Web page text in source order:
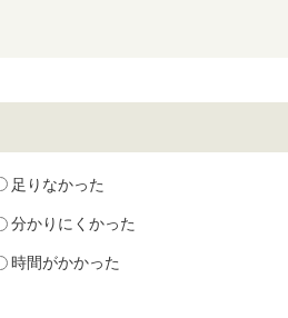
足りなかった
分かりにくかった
時間がかかった